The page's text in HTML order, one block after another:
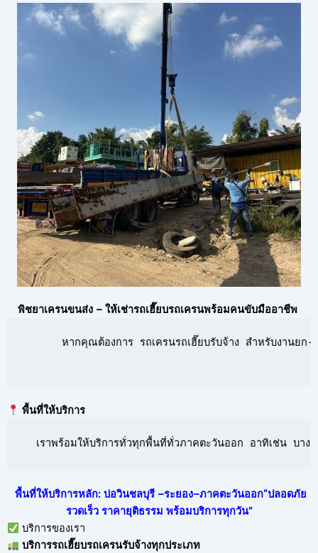
พิชยาเครนขนส่ง – ให้เช่ารถเฮี๊ยบรถเครนพร้อมคนขับมืออาชีพ
หากคุณต้องการ รถเครนรถเฮี๊ยบรับจ้าง สำหรับงานยก
พื้นที่ให้บริการ
เราพร้อมให้บริการทั่วทุกพื้นที่ทั่วภาคตะวันออก อาทิเช่น บาง
พื้นที่ให้บริการหลัก: บ่อวินชลบุรี –ระยอง–ภาคตะวันออก“ปลอดภัย
รวดเร็ว ราคายุติธรรม พร้อมบริการทุกวัน”
บริการของเรา
บริการรถเฮี๊ยบรถเครนรับจ้างทุกประเภท